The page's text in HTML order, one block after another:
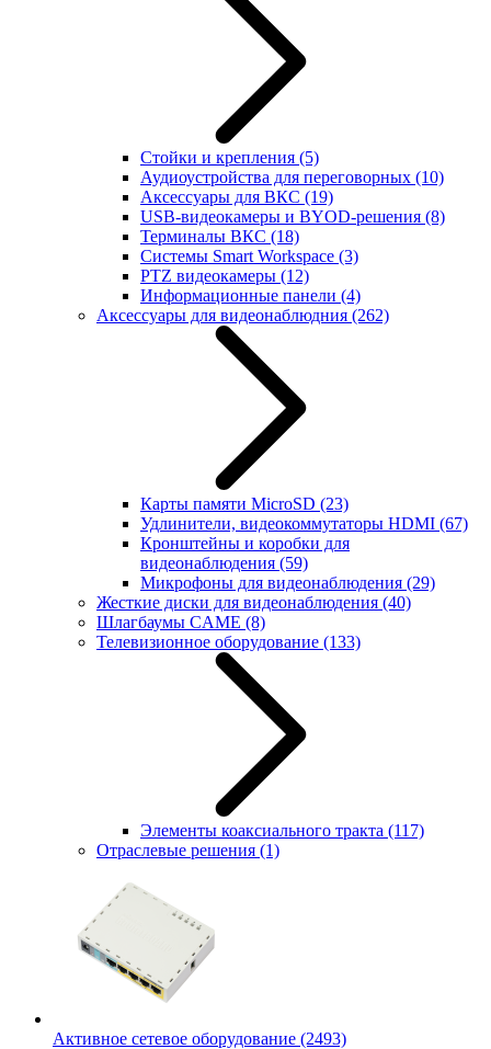
Стойки и крепления (5)
Аудиоустройства для переговорных (10)
Аксессуары для ВКС (19)
USB-видеокамеры и BYOD-решения (8)
Терминалы ВКС (18)
Системы Smart Workspace (3)
PTZ видеокамеры (12)
Информационные панели (4)
Аксессуары для видеонаблюдния (262)
Карты памяти MicroSD (23)
Удлинители, видеокоммутаторы HDMI (67)
Кронштейны и коробки для
видеонаблюдения (59)
Микрофоны для видеонаблюдения (29)
Жесткие диски для видеонаблюдения (40)
Шлагбаумы CAME (8)
Телевизионное оборудование (133)
Элементы коаксиального тракта (117)
Отраслевые решения (1)
Активное сетевое оборудование (2493)